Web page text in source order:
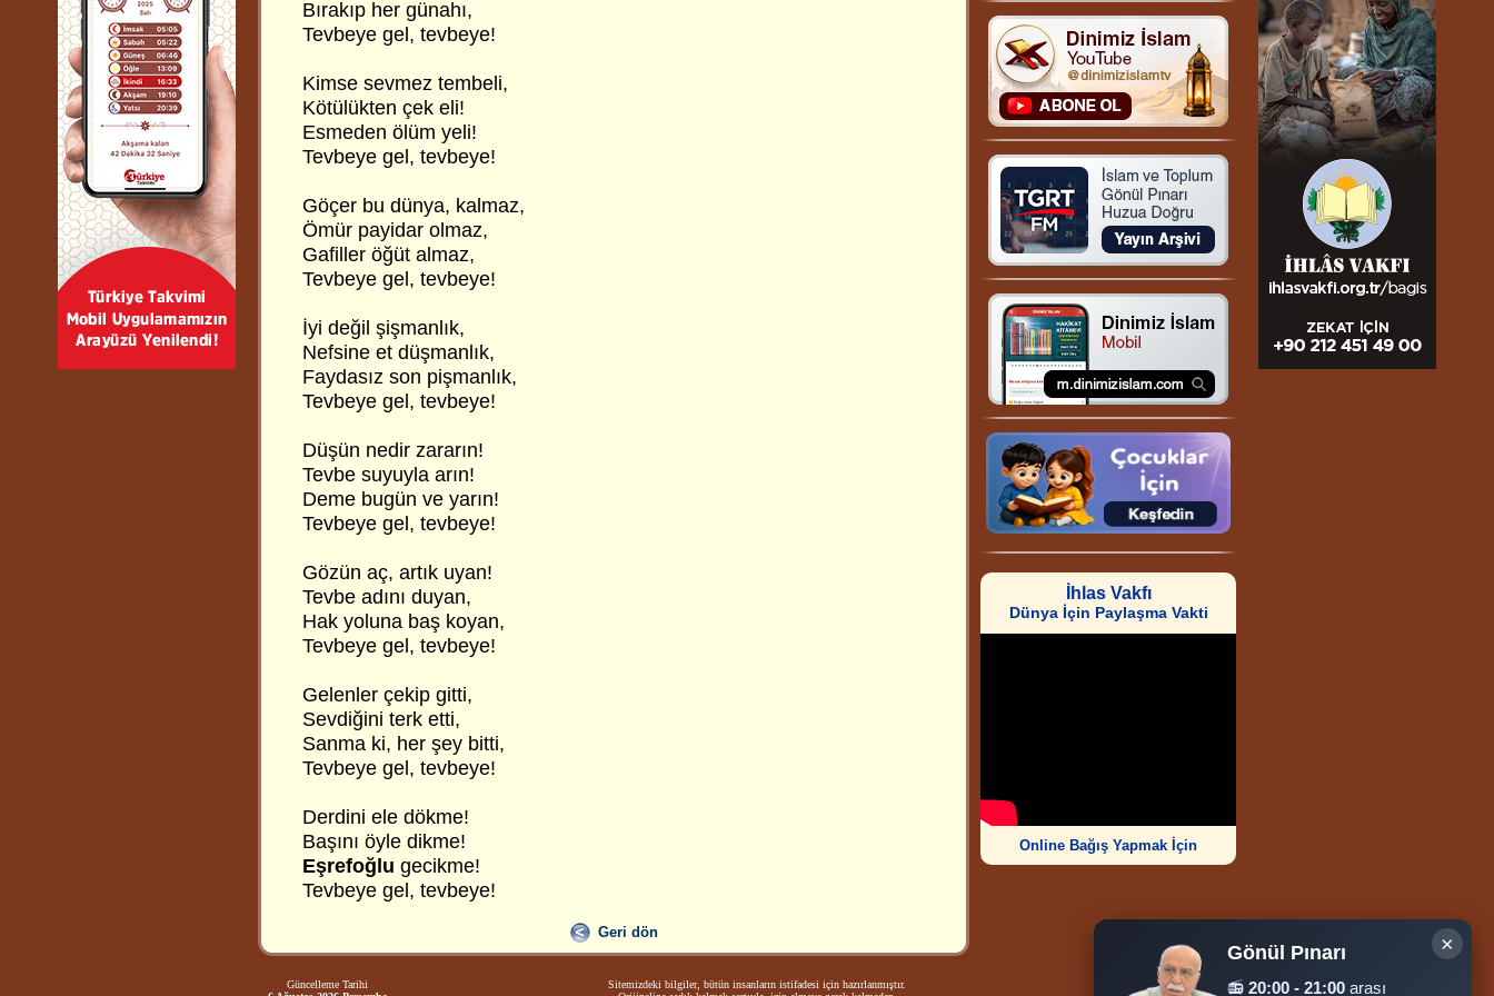
Bırakıp her günahı,
Tevbeye gel, tevbeye!
Kimse sevmez tembeli,
Kötülükten çek eli!
Esmeden ölüm yeli!
Tevbeye gel, tevbeye!
Göçer bu dünya, kalmaz,
Ömür payidar olmaz,
Gafiller öğüt almaz,
Tevbeye gel, tevbeye!
İyi değil şişmanlık,
Nefsine et düşmanlık,
Faydasız son pişmanlık,
Tevbeye gel, tevbeye!
Düşün nedir zararın!
Tevbe suyuyla arın!
Deme bugün ve yarın!
Tevbeye gel, tevbeye!
Gözün aç, artık uyan!
Tevbe adını duyan,
Hak yoluna baş koyan,
Tevbeye gel, tevbeye!
Gelenler çekip gitti,
Sevdiğini terk etti,
Sanma ki, her şey bitti,
Tevbeye gel, tevbeye!
Derdini ele dökme!
Başını öyle dikme!
Eşrefoğlu gecikme!
Tevbeye gel, tevbeye!
Geri dön
İhlas Vakfı
Dünya İçin Paylaşma Vakti
Online Bağış Yapmak İçin
Güncelleme Tarihi
Sitemizdeki bilgiler, bütün insanların istifadesi için hazırlanmıştır.
Ziyaretçi Sayısı
×
Gönül Pınarı
📻 20:00 - 21:00 arası